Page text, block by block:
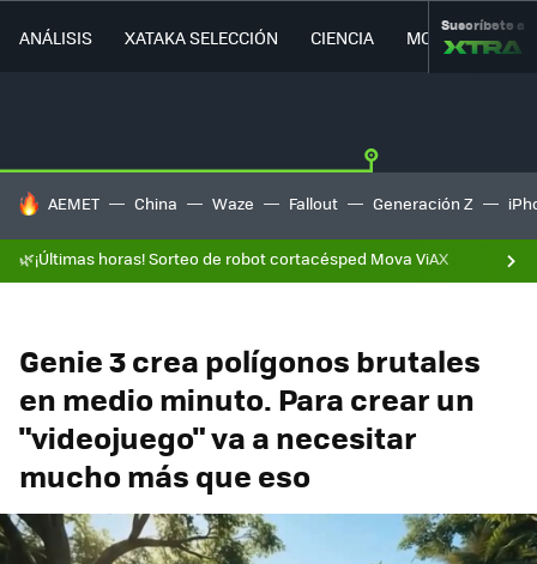
ANÁLISIS XATAKA SELECCIÓN CIENCIA MOVILIDAD
Suscríbete a
HOY SE HABLA DE
AEMET China Waze Fallout Generación Z
🌿¡Últimas horas! Sorteo de robot cortacésped Mova ViAX
Genie 3 crea polígonos brutales
en medio minuto. Para crear un
"videojuego" va a necesitar
mucho más que eso